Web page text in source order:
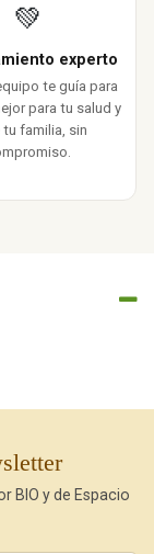
💚
experto
te guía para
para tu salud y
tu familia, sin
BIO y de Espacio